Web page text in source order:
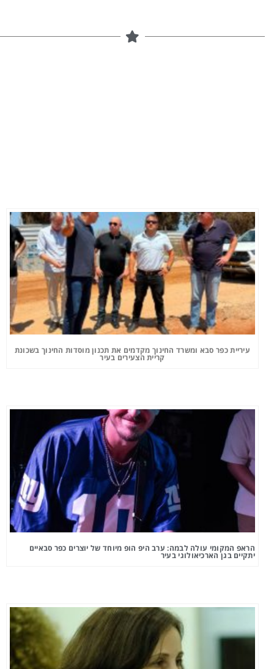
עיריית כפר סבא ומשרד החינוך מקדמים את תכנון מוסדות החינוך בשכונת
קריית הצעירים בעיר
הראפ המקומי עולה לבמה: ערב היפ הופ מיוחד של יוצרים כפר סבאיים
יתקיים בגן הארכיאולוגי בעיר